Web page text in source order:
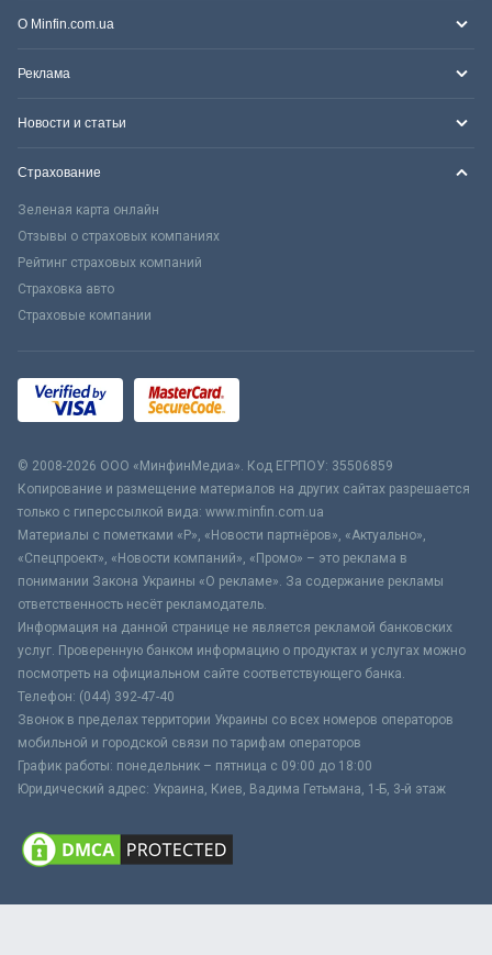
О Minfin.com.ua
Реклама
Новости и статьи
Страхование
Зеленая карта онлайн
Отзывы о страховых компаниях
Рейтинг страховых компаний
Страховка авто
Страховые компании
© 2008-2026 ООО «МинфинМедиа». Код ЕГРПОУ: 35506859
Копирование и размещение материалов на других сайтах разрешается
только с гиперссылкой вида: www.minfin.com.ua
Материалы с пометками «Р», «Новости партнёров», «Актуально»,
«Спецпроект», «Новости компаний», «Промо» – это реклама в
понимании Закона Украины «О рекламе». За содержание рекламы
ответственность несёт рекламодатель.
Информация на данной странице не является рекламой банковских
услуг. Проверенную банком информацию о продуктах и услугах можно
посмотреть на официальном сайте соответствующего банка.
Телефон: (044) 392-47-40
Звонок в пределах территории Украины со всех номеров операторов
мобильной и городской связи по тарифам операторов
График работы: понедельник – пятница с 09:00 до 18:00
Юридический адрес: Украина, Киев, Вадима Гетьмана, 1-Б, 3-й этаж